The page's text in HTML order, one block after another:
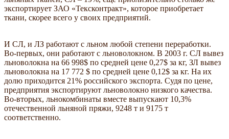
экспортирует ЗАО «Тексконтракт», которое приобретает
ткани, скорее всего у своих предприятий.
И СЛ, и ЛЗ работают с льном любой степени переработки.
Во-первых, они работают с льноволокном. В 2003 г. СЛ вывез
льноволокна на 66 998$ по средней цене 0,27$ за кг, ЗЛ вывез
льноволокна на 17 772 $ по средней цене 0,12$ за кг. На их
долю приходится 21% российского экспорта. Судя по цене,
предприятия экспортируют льноволокно низкого качества.
Во-вторых, льнокомбинаты вместе выпускают 10,3%
отечественной льняной пряжи, 9248 т и 9175 т
соответственно.